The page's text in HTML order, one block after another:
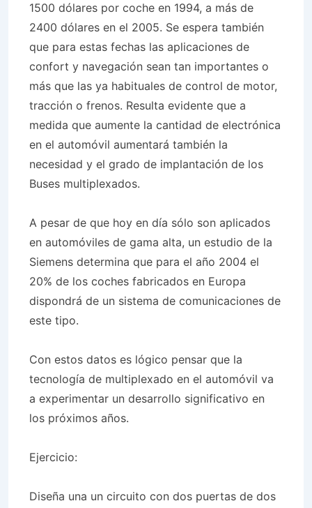
1500 dólares por coche en 1994, a más de
2400 dólares en el 2005. Se espera también
que para estas fechas las aplicaciones de
confort y navegación sean tan importantes o
más que las ya habituales de control de motor,
tracción o frenos. Resulta evidente que a
medida que aumente la cantidad de electrónica
en el automóvil aumentará también la
necesidad y el grado de implantación de los
Buses multiplexados.
A pesar de que hoy en día sólo son aplicados
en automóviles de gama alta, un estudio de la
Siemens determina que para el año 2004 el
20% de los coches fabricados en Europa
dispondrá de un sistema de comunicaciones de
este tipo.
Con estos datos es lógico pensar que la
tecnología de multiplexado en el automóvil va
a experimentar un desarrollo significativo en
los próximos años.
Ejercicio:
Diseña una un circuito con dos puertas de dos